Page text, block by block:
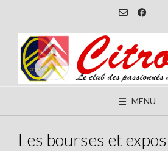
content
MENU
Les bourses et